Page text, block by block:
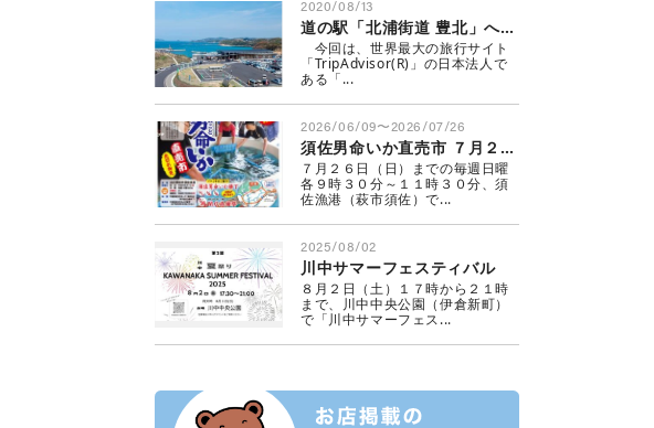
2020/08/13
道の駅「北浦街道 豊北」へ行こう♪
今回は、世界最大の旅行サイト
「TripAdvisor(R)」の日本法人で
ある「...
2026/06/09〜2026/07/26
須佐男命いか直売市 ７月２６日まで毎週日曜に開催中
７月２６日（日）までの毎週日曜
各９時３０分～１１時３０分、須
佐漁港（萩市須佐）で...
2025/08/02
川中サマーフェスティバル
８月２日（土）１７時から２１時
まで、川中中央公園（伊倉新町）
で「川中サマーフェス...